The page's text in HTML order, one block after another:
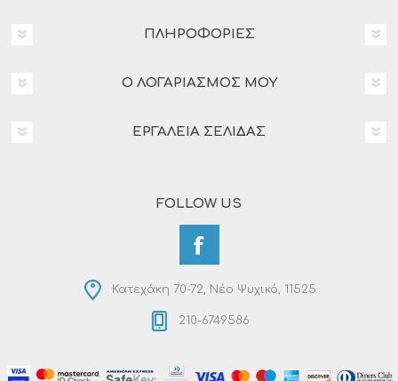
ΠΛΗΡΟΦΟΡΊΕΣ
Ο ΛΟΓΑΡΙΑΣΜΌΣ ΜΟΥ
ΕΡΓΑΛΕΊΑ ΣΕΛΊΔΑΣ
FOLLOW US
Κατεχάκη 70-72, Νέο Ψυχικό, 11525
210-6749586